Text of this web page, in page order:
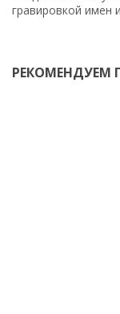
гравировкой имен
РЕКОМЕНДУЕМ